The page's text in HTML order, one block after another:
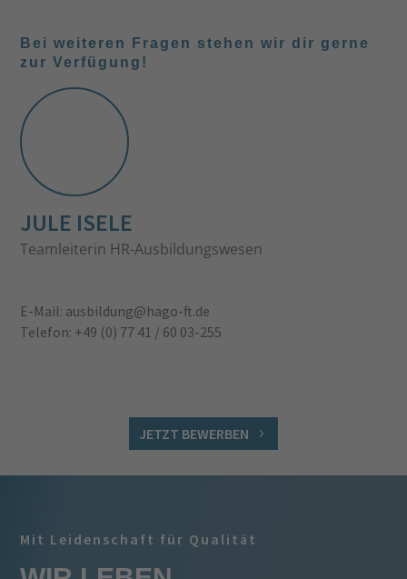
Bei weiteren Fragen stehen wir dir gerne
zur Verfügung!
JULE ISELE
Teamleiterin HR-Ausbildungswesen
E-Mail: ausbildung@hago-ft.de
Telefon: +49 (0) 77 41 / 60 03-255
JETZT BEWERBEN
Mit Leidenschaft für Qualität